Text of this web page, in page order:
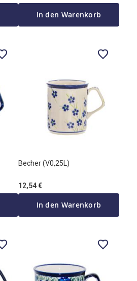
In den Warenkorb
Becher (V0,25L)
12,54 €
In den Warenkorb